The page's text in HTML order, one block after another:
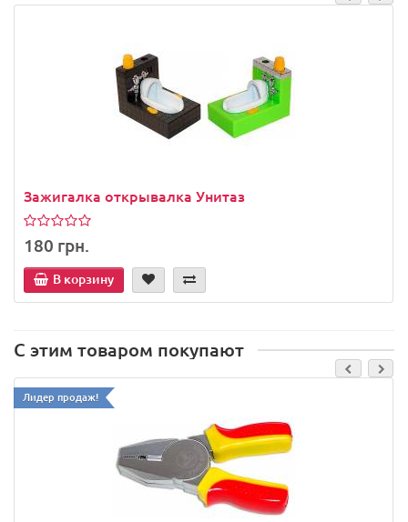
Зажигалка открывалка Унитаз
180 грн.
В корзину
С этим товаром покупают
Лидер продаж!